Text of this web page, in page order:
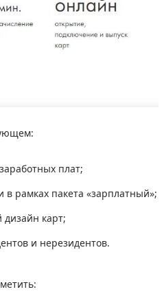
плат;
рамках пакета «зарплатный»;
карт;
и нерезидентов.